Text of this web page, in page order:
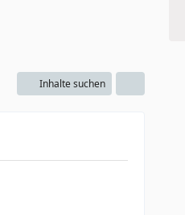
Inhalte suchen